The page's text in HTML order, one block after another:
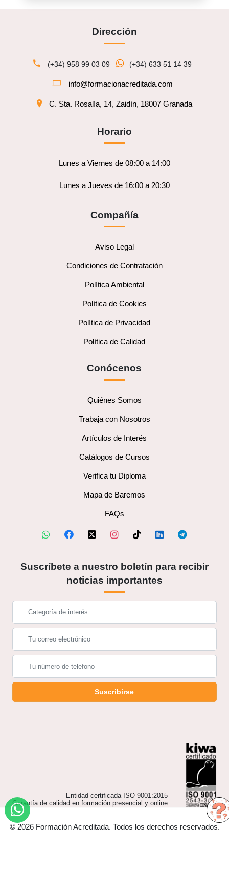
Dirección
(+34) 958 99 03 09 (+34) 633 51 14 39
info@formacionacreditada.com
C. Sta. Rosalía, 14, Zaidín, 18007 Granada
Horario
Lunes a Viernes de 08:00 a 14:00
Lunes a Jueves de 16:00 a 20:30
Compañía
Aviso Legal
Condiciones de Contratación
Política Ambiental
Política de Cookies
Política de Privacidad
Política de Calidad
Conócenos
Quiénes Somos
Trabaja con Nosotros
Artículos de Interés
Catálogos de Cursos
Verifica tu Diploma
Mapa de Baremos
FAQs
Suscríbete a nuestro boletín para recibir
noticias importantes
Suscribirse
Entidad certificada ISO 9001:2015
Garantía de calidad en formación presencial y online
© 2026 Formación Acreditada. Todos los derechos reservados.